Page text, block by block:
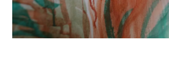
３ 現地へお届け